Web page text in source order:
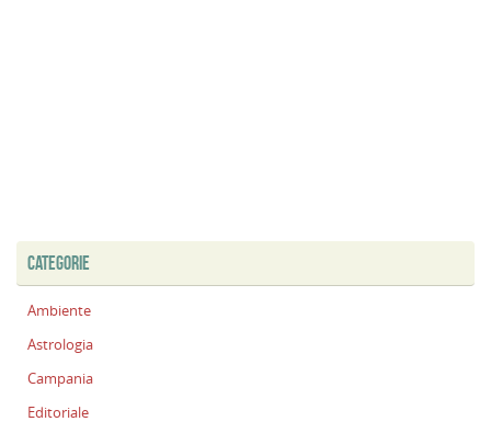
CATEGORIE
Ambiente
Astrologia
Campania
Editoriale